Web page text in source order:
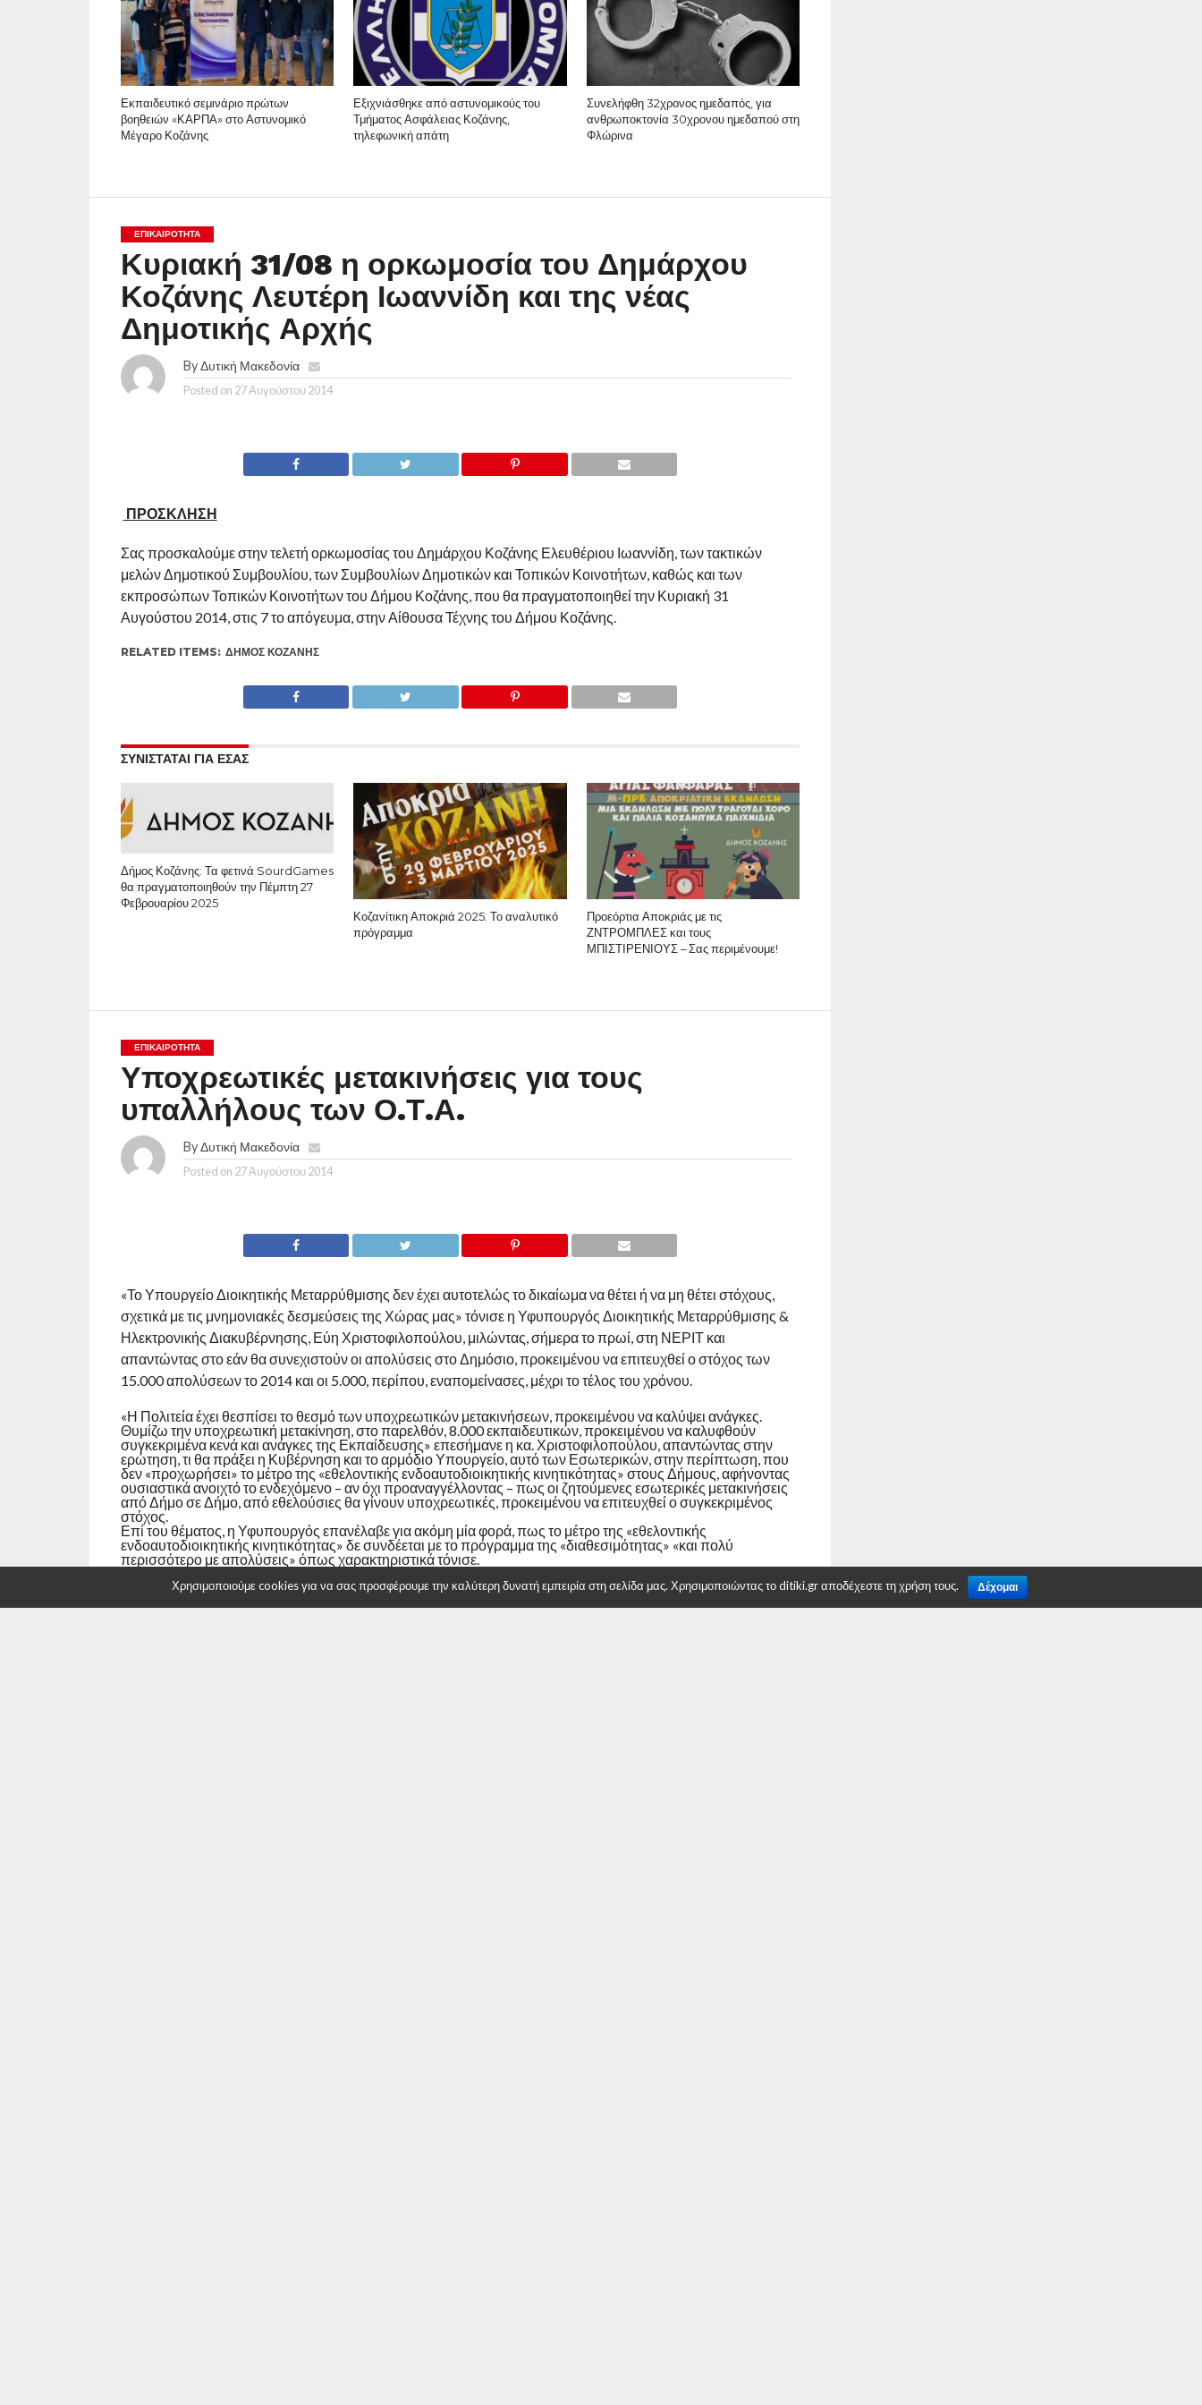
Εκπαιδευτικό σεμινάριο πρώτων
βοηθειών «ΚΑΡΠΑ» στο Αστυνομικό
Μέγαρο Κοζάνης
Εξιχνιάσθηκε από αστυνομικούς του
Τμήματος Ασφάλειας Κοζάνης,
τηλεφωνική απάτη
Συνελήφθη 32χρονος ημεδαπός, για
ανθρωποκτονία 30χρονου ημεδαπού στη
Φλώρινα
ΕΠΙΚΑΙΡΟΤΗΤΑ
Κυριακή 31/08 η ορκωμοσία του Δημάρχου
Κοζάνης Λευτέρη Ιωαννίδη και της νέας
Δημοτικής Αρχής
ByΔυτική Μακεδονία
Posted on 27 Αυγούστου 2014
ΠΡΟΣΚΛΗΣΗ
Σας προσκαλούμε στην τελετή ορκωμοσίας του Δημάρχου Κοζάνης Ελευθέριου Ιωαννίδη, των τακτικών
μελών Δημοτικού Συμβουλίου, των Συμβουλίων Δημοτικών και Τοπικών Κοινοτήτων, καθώς και των
εκπροσώπων Τοπικών Κοινοτήτων του Δήμου Κοζάνης, που θα πραγματοποιηθεί την Κυριακή 31
Αυγούστου 2014, στις 7 το απόγευμα, στην Αίθουσα Τέχνης του Δήμου Κοζάνης.
RELATED ITEMS: ΔΉΜΟΣ ΚΟΖΆΝΗΣ
ΣΥΝΙΣΤΑΤΑΙ ΓΙΑ ΕΣΑΣ
Δήμος Κοζάνης: Τα φετινά SourdGames
θα πραγματοποιηθούν την Πέμπτη 27
Φεβρουαρίου 2025
Κοζανίτικη Αποκριά 2025: Το αναλυτικό
πρόγραμμα
Προεόρτια Αποκριάς με τις
ΖΝΤΡΟΜΠΛΕΣ και τους
ΜΠΙΣΤΙΡΕΝΙΟΥΣ – Σας περιμένουμε!
ΕΠΙΚΑΙΡΟΤΗΤΑ
Υποχρεωτικές μετακινήσεις για τους
υπαλλήλους των Ο.Τ.Α.
ByΔυτική Μακεδονία
Posted on 27 Αυγούστου 2014
«Το Υπουργείο Διοικητικής Μεταρρύθμισης δεν έχει αυτοτελώς το δικαίωμα να θέτει ή να μη θέτει στόχους,
σχετικά με τις μνημονιακές δεσμεύσεις της Χώρας μας» τόνισε η Υφυπουργός Διοικητικής Μεταρρύθμισης &
Ηλεκτρονικής Διακυβέρνησης, Εύη Χριστοφιλοπούλου, μιλώντας, σήμερα το πρωί, στη ΝΕΡΙΤ και
απαντώντας στο εάν θα συνεχιστούν οι απολύσεις στο Δημόσιο, προκειμένου να επιτευχθεί ο στόχος των
15.000 απολύσεων το 2014 και οι 5.000, περίπου, εναπομείνασες, μέχρι το τέλος του χρόνου.
«Η Πολιτεία έχει θεσπίσει το θεσμό των υποχρεωτικών μετακινήσεων, προκειμένου να καλύψει ανάγκες.
Θυμίζω την υποχρεωτική μετακίνηση, στο παρελθόν, 8.000 εκπαιδευτικών, προκειμένου να καλυφθούν
συγκεκριμένα κενά και ανάγκες της Εκπαίδευσης» επεσήμανε η κα. Χριστοφιλοπούλου, απαντώντας στην
ερώτηση, τι θα πράξει η Κυβέρνηση και το αρμόδιο Υπουργείο, αυτό των Εσωτερικών, στην περίπτωση, που
δεν «προχωρήσει» το μέτρο της «εθελοντικής ενδοαυτοδιοικητικής κινητικότητας» στους Δήμους, αφήνοντας
ουσιαστικά ανοιχτό το ενδεχόμενο – αν όχι προαναγγέλλοντας – πως οι ζητούμενες εσωτερικές μετακινήσεις
από Δήμο σε Δήμο, από εθελούσιες θα γίνουν υποχρεωτικές, προκειμένου να επιτευχθεί ο συγκεκριμένος
στόχος.
Επί του θέματος, η Υφυπουργός επανέλαβε για ακόμη μία φορά, πως το μέτρο της «εθελοντικής
ενδοαυτοδιοικητικής κινητικότητας» δε συνδέεται με το πρόγραμμα της «διαθεσιμότητας» «και πολύ
περισσότερο με απολύσεις» όπως χαρακτηριστικά τόνισε.
RELATED ITEMS:
Χρησιμοποιούμε cookies για να σας προσφέρουμε την καλύτερη δυνατή εμπειρία στη σελίδα μας. Χρησιμοποιώντας το ditiki.gr αποδέχεστε τη χρήση τους. Δέχομαι